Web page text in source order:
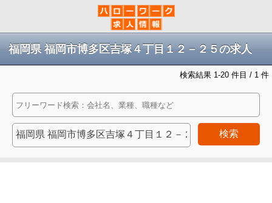
福岡県 福岡市博多区吉塚４丁目１２－２５の求人
検索結果 1-20 件目 / 1 件
検索